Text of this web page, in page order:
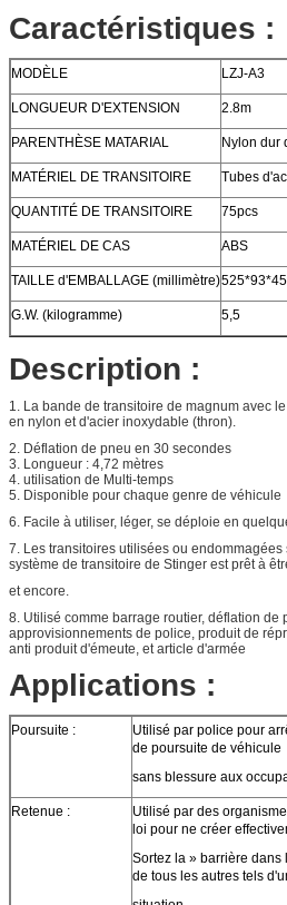
Caractéristiques :
MODÈLE LZJ-A3
LONGUEUR D'EXTENSION 2.8m
PARENTHÈSE MATARIAL Nylon dur
MATÉRIEL DE TRANSITOIRE Tubes
QUANTITÉ DE TRANSITOIRE 75pcs
MATÉRIEL DE CAS ABS
TAILLE d'EMBALLAGE (millimètre)
G.W. (kilogramme) 5,5
Description :
1. La bande de transitoire de magnum avec
en nylon et d'acier inoxydable (thron).
2. Déflation de pneu en 30 secondes
3. Longueur : 4,72 mètres
4. utilisation de Multi-temps
5. Disponible pour chaque genre de véhicule
6. Facile à utiliser, léger, se déploie en
7. Les transitoires utilisées ou
système de transitoire de Stinger est prêt à
et encore.
8. Utilisé comme barrage routier, déflation de
approvisionnements de police, produit de
anti produit d'émeute, et article d'armée
Applications :
Poursuite :
Utilisé par police pour
de poursuite de véhicule
sans blessure aux
Retenue :
Utilisé par des
loi pour ne créer
Sortez la » barrière dans
de tous les autres tels